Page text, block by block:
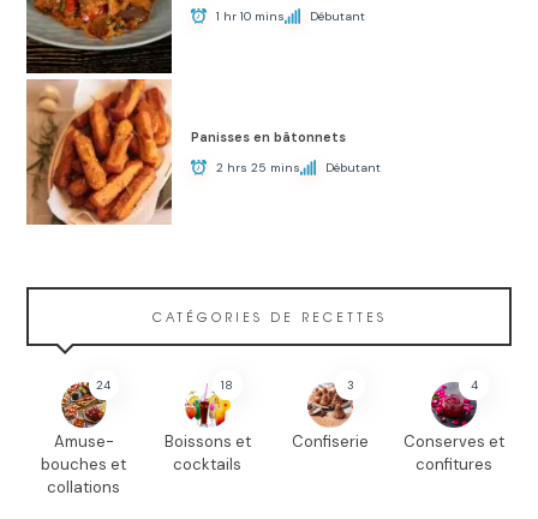
1 hr 10 mins Débutant
Panisses en bâtonnets
2 hrs 25 mins Débutant
CATÉGORIES DE RECETTES
24
Amuse-
bouches et
collations
18
Boissons et
cocktails
3
Confiserie
4
Conserves et
confitures